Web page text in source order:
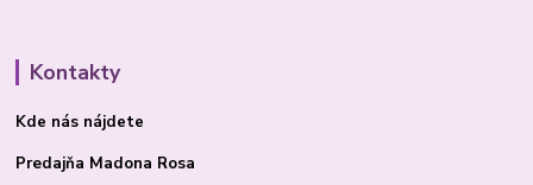
Kontakty
Kde nás nájdete
Predajňa Madona Rosa